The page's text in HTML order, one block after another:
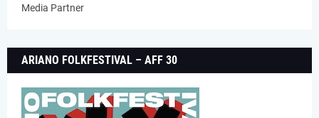
Media Partner
ARIANO FOLKFESTIVAL – AFF 30